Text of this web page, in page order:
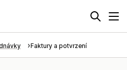
Faktury a potvrzení